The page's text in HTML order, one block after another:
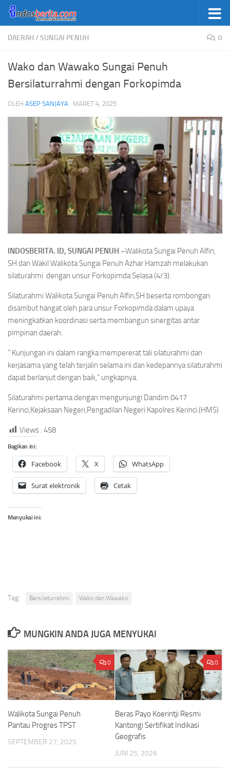
Skip to content
DAERAH/SUNGAI PENUH 0
Wako dan Wawako Sungai Penuh
Bersilaturrahmi dengan Forkopimda
OLEH ASEP SANJAYA · MARET 4, 2025
INDOSBERITA. ID, SUNGAI PENUH –Walikota Sungai Penuh Alfin,
SH dan Wakil Walikota Sungai Penuh Azhar Hamzah melakukan
silaturahmi dengan unsur Forkopimda.Selasa (4/3).
Silaturahmi Walikota Sungai Penuh Alfin,SH beserta rombongan
disambut hangat oleh para unsur Forkopimda dalam upaya
meningkatkan koordinasi serta membangun sinergitas antar
pimpinan daerah.
” Kunjungan ini dalam rangka mempererat tali silaturahmi dan
kerjasama yang telah terjalin selama ini dan kedepannya silaturahmi
dapat berlanjut dengan baik,” ungkapnya.
Silaturahmi pertama dengan mengunjungi Dandim 0417
Kerinci,Kejaksaan Negeri,Pengadilan Negeri Kapolres Kerinci.(HMS)
Views : 458
Bagikan ini:
Facebook X WhatsApp
Surat elektronik Cetak
Menyukai ini:
Tag: Bersilaturrahmi Wako dan Wawako
MUNGKIN ANDA JUGA MENYUKAI
0
Walikota Sungai Penuh
Pantau Progres TPST
SEPTEMBER 27, 2025
0
Beras Payo Koerintji Resmi
Kantongi Sertifikat Indikasi
Geografis
JUNI 25, 2026